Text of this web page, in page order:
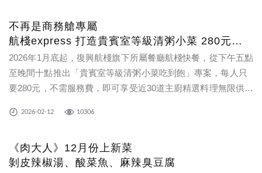
不再是商務艙專屬
航棧express 打造貴賓室等級清粥小菜 280元吃
到飽
頂級食安 五星級主廚團隊加持 試營運熱賣中
2026年1月底起，復興航棧旗下所屬餐廳航棧快餐，從下午五點
至晚間十點推出「貴賓室等級清粥小菜吃到飽」專案，每人只
要280元，不需服務費，即可享受近30道主廚精選料理無限供
客，都可以用最豐富、最輕鬆、最飽滿的方式，品嘗到等同於
2026-02-12 10306
《肉大人》12月份上新菜
剝皮辣椒湯、酸菜魚、麻辣臭豆腐